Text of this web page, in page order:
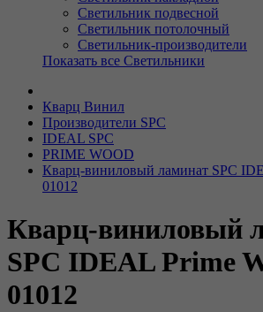
Светильник подвесной
Светильник потолочный
Светильник-производители
Показать все Светильники
Кварц Винил
Производители SPC
IDEAL SPC
PRIME WOOD
Кварц-виниловый ламинат SPC
01012
Кварц-виниловый
SPC IDEAL Prime
01012